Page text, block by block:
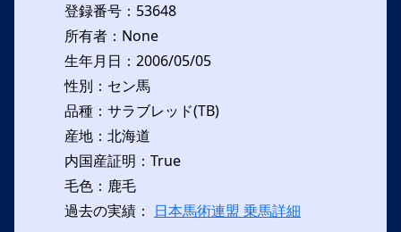
登録番号：53648
所有者：None
生年月日：2006/05/05
性別：セン馬
品種：サラブレッド(TB)
産地：北海道
内国産証明：True
毛色：鹿毛
過去の実績： 日本馬術連盟 乗馬詳細